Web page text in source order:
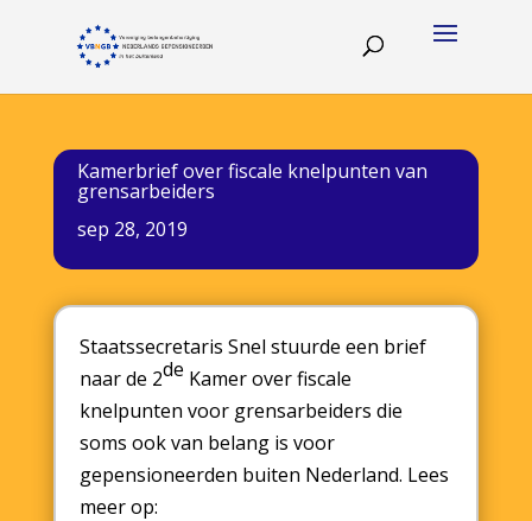
Kamerbrief over fiscale knelpunten van
grensarbeiders
sep 28, 2019
Staatssecretaris Snel stuurde een brief
naar de 2de Kamer over fiscale
knelpunten voor grensarbeiders die
soms ook van belang is voor
gepensioneerden buiten Nederland. Lees
meer op: